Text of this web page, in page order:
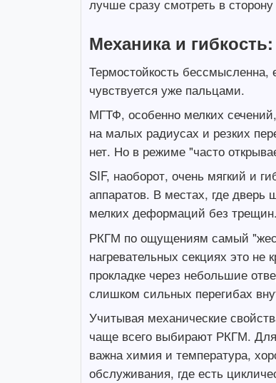
лучше сразу смотреть в
Механика и
Термостойкость
чувствуется уже пальцами.
МГТФ, особенно мелких
на малых радиусах и резких
нет. Но в режиме "часто
SIF, наоборот, очень мягкий и
аппаратов. В местах, где дверь
мелких деформаций без
РКГМ по ощущениям самый
нагревательных секциях это
прокладке через небольшие
слишком сильных перегибах
Учитывая механические
чаще всего выбирают РКГМ. Для
важна химия и температура,
обслуживания, где есть